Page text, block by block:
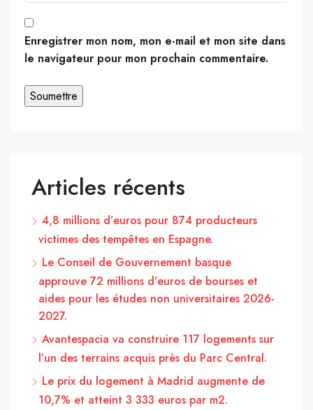
Enregistrer mon nom, mon e-mail et mon site dans
le navigateur pour mon prochain commentaire.
Articles récents
4,8 millions d’euros pour 874 producteurs
victimes des tempêtes en Espagne.
Le Conseil de Gouvernement basque
approuve 72 millions d’euros de bourses et
aides pour les études non universitaires 2026-
2027.
Avantespacia va construire 117 logements sur
l’un des terrains acquis près du Parc Central.
Le prix du logement à Madrid augmente de
10,7% et atteint 3 333 euros par m2.